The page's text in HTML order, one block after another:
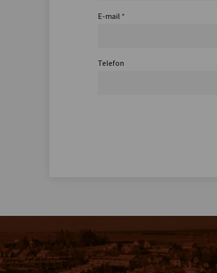
E-mail *
Telefon